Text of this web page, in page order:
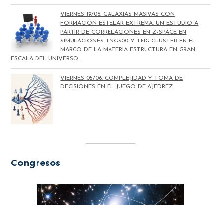
VIERNES 19/06: GALAXIAS MASIVAS CON
FORMACIÓN ESTELAR EXTREMA. UN ESTUDIO A
PARTIR DE CORRELACIONES EN Z-SPACE EN
SIMULACIONES TNG300 Y TNG-CLUSTER EN EL
MARCO DE LA MATERIA ESTRUCTURA EN GRAN
ESCALA DEL UNIVERSO.
VIERNES 05/06: COMPLEJIDAD Y TOMA DE
DECISIONES EN EL JUEGO DE AJEDREZ
Congresos